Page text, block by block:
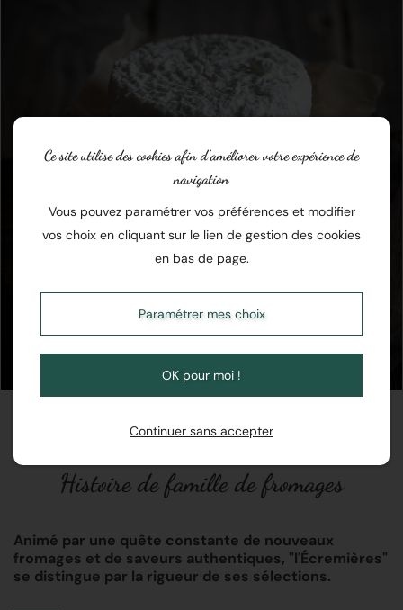
Histoire de famille de fromages
Animé par une quête constante de nouveaux
fromages et de saveurs authentiques, "l'Écremières"
se distingue par la rigueur de ses sélections.
Ce site utilise des cookies afin d’améliorer votre expérience de
navigation
Vous pouvez paramétrer vos préférences et modifier
vos choix en cliquant sur le lien de gestion des cookies
en bas de page.
Paramétrer mes choix
OK pour moi !
Continuer sans accepter